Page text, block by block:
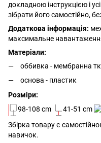
докладною інструкцією і
зібрати його самостійно,
Додаткова інформація:
максимальне
Матеріали:
оббивка - мембранна
основа - пластик
Розміри:
98-108 cm
41-51 cm
Збірка товару є
навичок.